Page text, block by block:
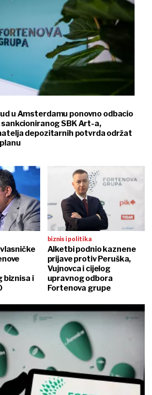
u Amsterdamu ponovno odbacio
SBK Art-a,
depozitarnih potvrda održat
biznisa i
biznis i politika
Alketbi podnio kaznene
prijave protiv Peruška,
Vujnovca i cijelog
upravnog odbora
Fortenova grupe